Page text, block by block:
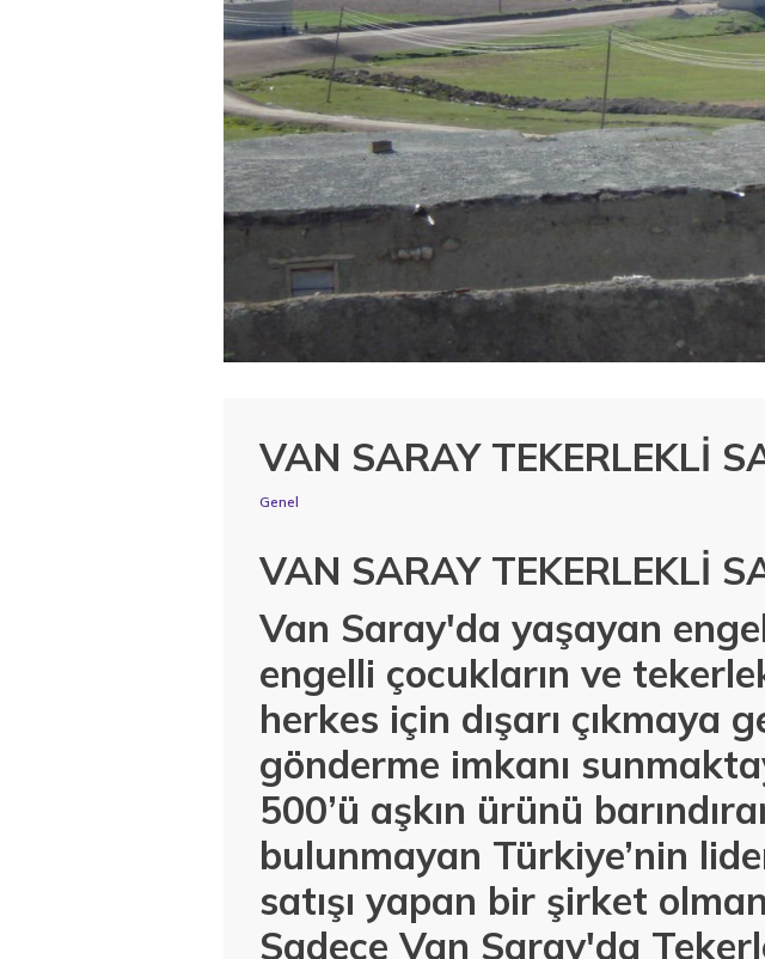
VAN SARAY TEKERLEKLİ
Genel
VAN SARAY TEKERLEKLİ
Van Saray'da yaşayan
engelli çocukların ve
herkes için dışarı çıkmaya
gönderme imkanı
500’ü aşkın ürünü
bulunmayan Türkiye’nin
satışı yapan bir şirket
Sadece Van Saray'da